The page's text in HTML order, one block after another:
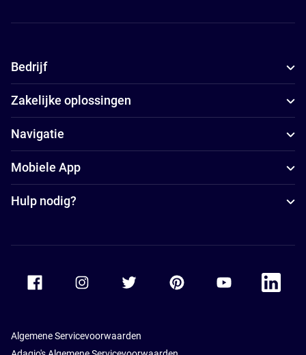
Bedrijf
Zakelijke oplossingen
Navigatie
Mobiele App
Hulp nodig?
Accor Facebook Accor TwitterAccor PinterestAccor Youtube
Accor
Algemene Servicevoorwaarden